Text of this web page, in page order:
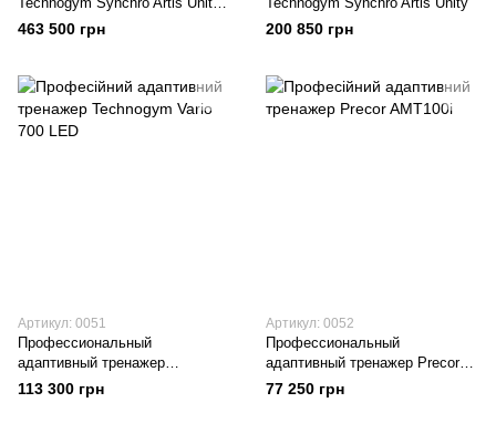
4.0
463 500 грн 200 850 грн
Артикул: 0051
Профессиональный
адаптивный тренажер
Technogym Vario 700 LED
113 300 грн
Артикул: 0052
Профессиональный
адаптивный тренажер Precor
AMT100i
77 250 грн